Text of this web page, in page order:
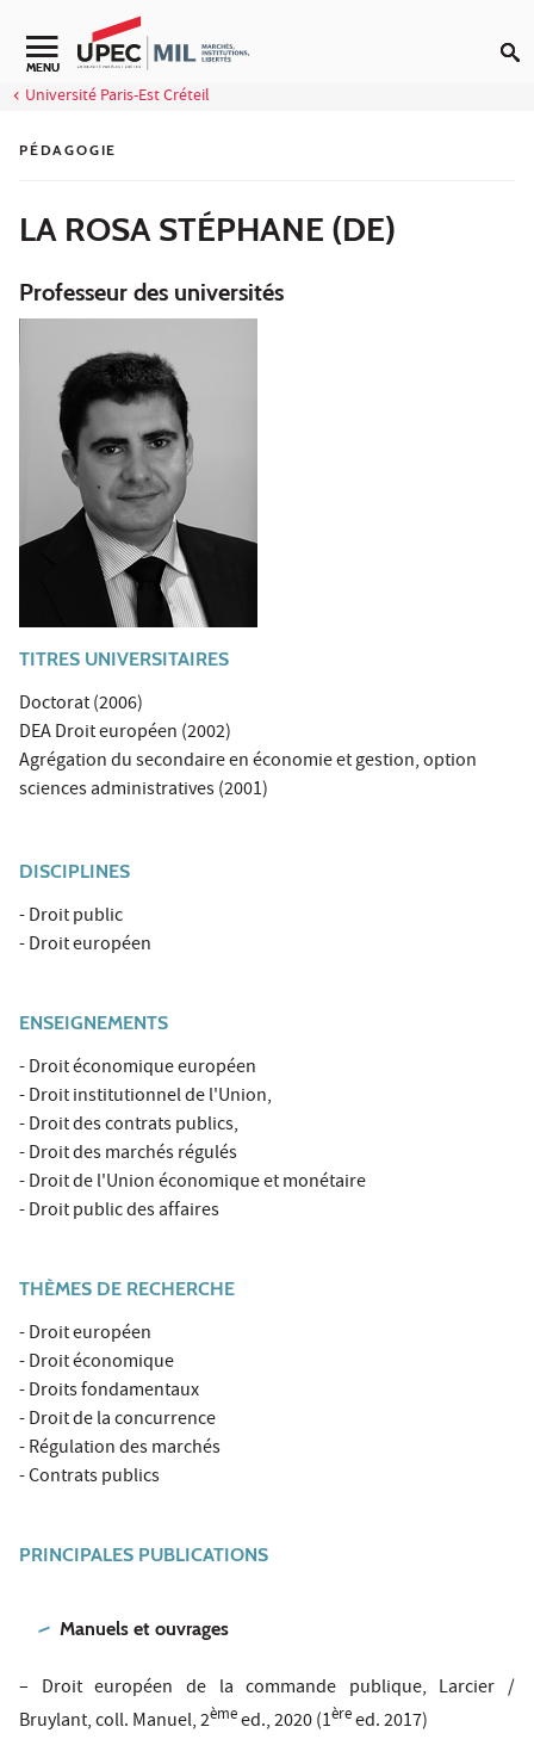
Aller au contenu
Navigation secondaire
MENU
Université Paris-Est Créteil
PÉDAGOGIE
LA ROSA STÉPHANE (DE)
Professeur des universités
TITRES UNIVERSITAIRES
Doctorat (2006)
DEA Droit européen (2002)
Agrégation du secondaire en économie et gestion, option
sciences administratives (2001)
DISCIPLINES
- Droit public
- Droit européen
ENSEIGNEMENTS
- Droit économique européen
- Droit institutionnel de l'Union,
- Droit des contrats publics,
- Droit des marchés régulés
- Droit de l'Union économique et monétaire
- Droit public des affaires
THÈMES DE RECHERCHE
- Droit européen
- Droit économique
- Droits fondamentaux
- Droit de la concurrence
- Régulation des marchés
- Contrats publics
PRINCIPALES PUBLICATIONS
Manuels et ouvrages
– Droit européen de la commande publique, Larcier /
Bruylant, coll. Manuel, 2èmeed., 2020 (1èreed. 2017)